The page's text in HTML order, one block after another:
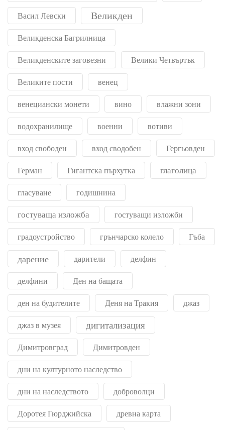
Васил Левски Великден
Великденска Багрилница
Великденските заговезни Велики Четвъртък
Великите пости венец
венециански монети вино влажни зони
водохранилище военни вотиви
вход свободен вход сводобен Гергьовден
Герман Гигантска пърхутка глаголица
гласуване годишнина
гостуваща изложба гостуващи изложби
градоустройство грънчарско колело Гъба
дарение дарители делфин
делфини Ден на бащата
ден на будителите Деня на Тракия джаз
джаз в музея дигитализация
Димитровград Димитровден
дни на културното наследство
дни на наследството доброволци
Доротея Гюрджийска древна карта